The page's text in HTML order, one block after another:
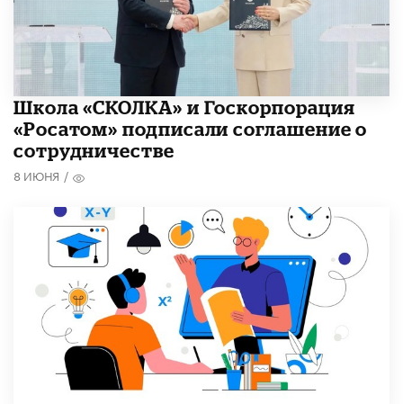
Школа «СКОЛКА» и Госкорпорация
«Росатом» подписали соглашение о
сотрудничестве
8 ИЮНЯ /